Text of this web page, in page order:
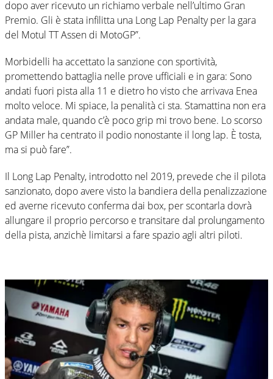
dopo aver ricevuto un richiamo verbale nell’ultimo Gran
Premio. Gli è stata infilitta una Long Lap Penalty per la gara
del Motul TT Assen di MotoGP”.
Morbidelli ha accettato la sanzione con sportività,
promettendo battaglia nelle prove ufficiali e in gara: Sono
andati fuori pista alla 11 e dietro ho visto che arrivava Enea
molto veloce. Mi spiace, la penalità ci sta. Stamattina non era
andata male, quando c’è poco grip mi trovo bene. Lo scorso
GP Miller ha centrato il podio nonostante il long lap. È tosta,
ma si può fare”.
Il Long Lap Penalty, introdotto nel 2019, prevede che il pilota
sanzionato, dopo avere visto la bandiera della penalizzazione
ed averne ricevuto conferma dai box, per scontarla dovrà
allungare il proprio percorso e transitare dal prolungamento
della pista, anzichè limitarsi a fare spazio agli altri piloti.